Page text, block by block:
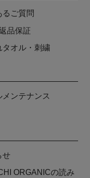
るご質問
品保証
タオル・刺繍
メンテナンス
せ
ORGANICの読み